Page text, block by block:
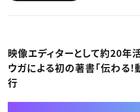
デザイン
編集・ライティング
マーケティング
ディレクション
業界解説・キャリア事情
お役立ち基礎知識
TOP Creator’s コラム
Webクリエイター
アプリクリエイター
ゲームクリエイター
映像クリエイター
マーケッター
C＆R Magazine
セミナー
ニュース・トレンド
ニュース・トレンド トップ
映像エディターとして約20年
ウガによる初の著書「伝わる!
行